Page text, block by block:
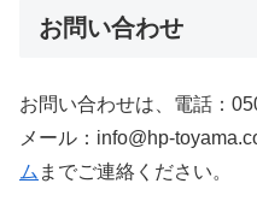
お問い合わせ
お問い合わせは、電話：
メール：info@hp-
ム までご連絡ください。